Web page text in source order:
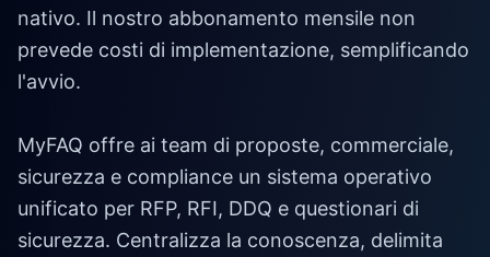
nativo. Il nostro abbonamento mensile non
prevede costi di implementazione, semplificando
l'avvio.
MyFAQ offre ai team di proposte, commerciale,
sicurezza e compliance un sistema operativo
unificato per RFP, RFI, DDQ e questionari di
sicurezza. Centralizza la conoscenza, delimita